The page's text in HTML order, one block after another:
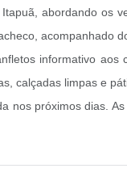
abordando os
acompanhado
informativo aos
calçadas limpas e
nos próximos dias.